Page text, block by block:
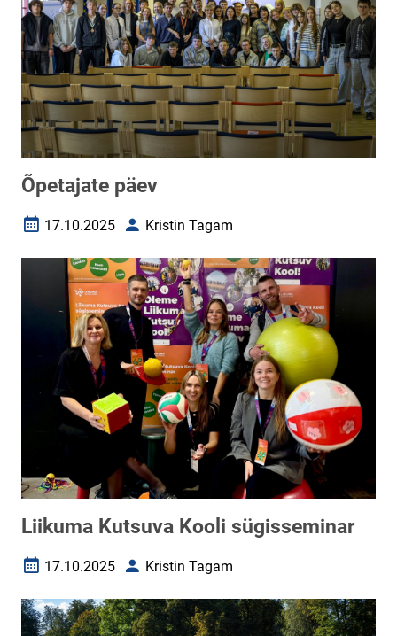
Õpetajate päev
Loomise kuupäev
17.10.2025 AutorKristin Tagam
Liikuma Kutsuva Kooli sügisseminar
Loomise kuupäev
17.10.2025 AutorKristin Tagam